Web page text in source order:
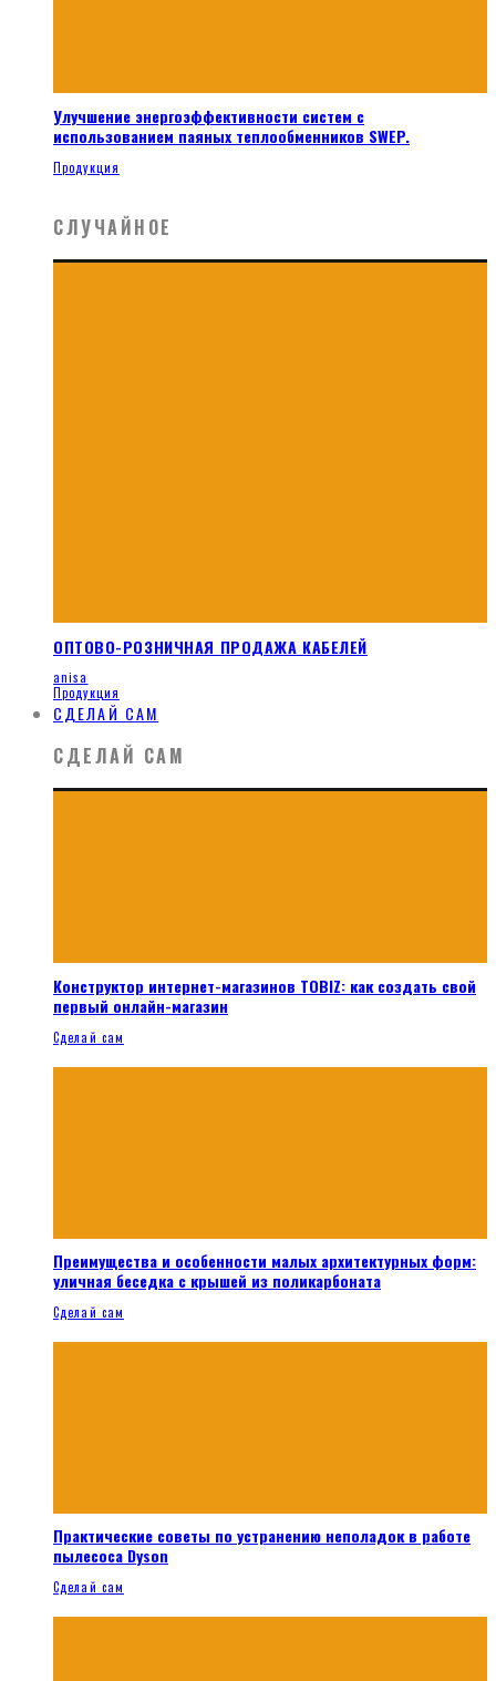
Улучшение энергоэффективности систем с
использованием паяных теплообменников SWEP.
Продукция
СЛУЧАЙНОЕ
ОПТОВО-РОЗНИЧНАЯ ПРОДАЖА КАБЕЛЕЙ
anisa
Продукция
СДЕЛАЙ САМ
СДЕЛАЙ САМ
Конструктор интернет-магазинов TOBIZ: как создать свой
первый онлайн-магазин
Сделай сам
Преимущества и особенности малых архитектурных форм:
уличная беседка с крышей из поликарбоната
Сделай сам
Практические советы по устранению неполадок в работе
пылесоса Dyson
Сделай сам